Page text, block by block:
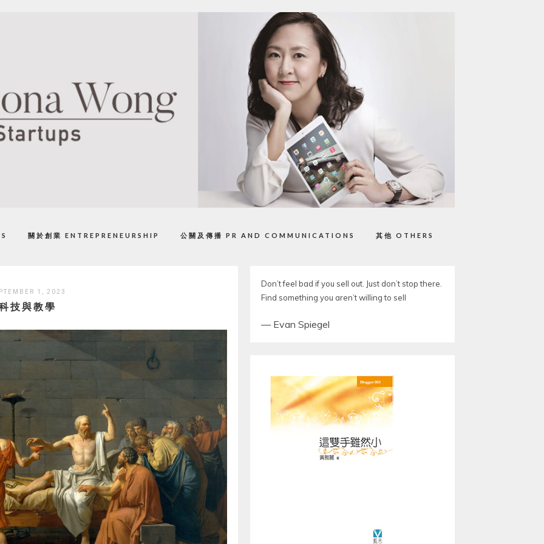
關於創業 ENTREPRENEURSHIP 公關及傳播 PR AND COMMUNICATIONS 其他 OTHERS
1, 2023
技與教學
Don’t feel bad if you sell out. Just don’t stop there.
Find something you aren’t willing to sell
— Evan Spiegel